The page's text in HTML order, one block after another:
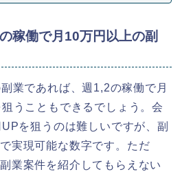
稼働で月10万円以上の副
業であれば、週1,2の稼働で月
うこともできるでしょう。会
を狙うのは難しいですが、副
実現可能な数字です。ただ
業案件を紹介してもらえない